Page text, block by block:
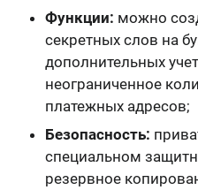
Функции: можно
секретных слов на
дополнительных
неограниченное
платежных адресов;
Безопасность:
специальном
резервное